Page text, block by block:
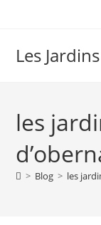
Les
les
> Blog > les